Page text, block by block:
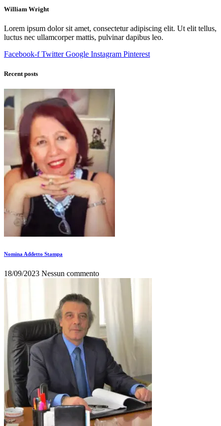
William Wright
Lorem ipsum dolor sit amet, consectetur adipiscing elit. Ut elit tellus,
luctus nec ullamcorper mattis, pulvinar dapibus leo.
Facebook-f Twitter Google Instagram Pinterest
Recent posts
Nomina Addetto Stampa
18/09/2023 Nessun commento